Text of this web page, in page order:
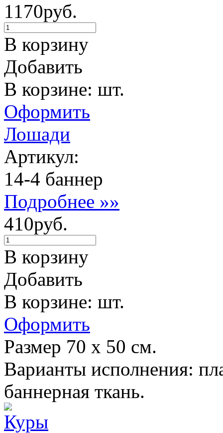
1170руб.
В корзину
Добавить
В корзине: шт.
Оформить
Лошади
Артикул:
14-4 баннер
Подробнее »»
410руб.
В корзину
Добавить
В корзине: шт.
Оформить
Размер 70 х 50 см.
Варианты исполнения:
баннерная ткань.
Куры